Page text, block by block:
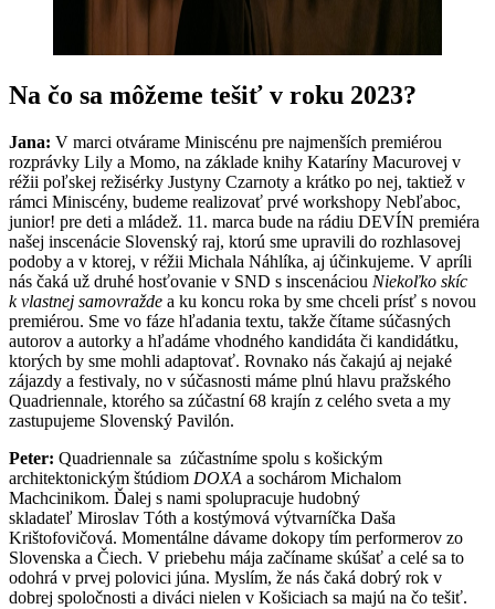
Na čo sa môžeme tešiť v roku 2023?
Jana: V marci otvárame Miniscénu pre najmenších premiérou
rozprávky Lily a Momo, na základe knihy Kataríny Macurovej v
réžii poľskej režisérky Justyny Czarnoty a krátko po nej, taktiež v
rámci Miniscény, budeme realizovať prvé workshopy Nebľaboc,
junior! pre deti a mládež. 11. marca bude na rádiu DEVÍN premiéra
našej inscenácie Slovenský raj, ktorú sme upravili do rozhlasovej
podoby a v ktorej, v réžii Michala Náhlíka, aj účinkujeme. V apríli
nás čaká už druhé hosťovanie v SND s inscenáciou Niekoľko skíc
k vlastnej samovražde a ku koncu roka by sme chceli prísť s novou
premiérou. Sme vo fáze hľadania textu, takže čítame súčasných
autorov a autorky a hľadáme vhodného kandidáta či kandidátku,
ktorých by sme mohli adaptovať. Rovnako nás čakajú aj nejaké
zájazdy a festivaly, no v súčasnosti máme plnú hlavu pražského
Quadriennale, ktorého sa zúčastní 68 krajín z celého sveta a my
zastupujeme Slovenský Pavilón.
Peter: Quadriennale sa zúčastníme spolu s košickým
architektonickým štúdiom DOXA a sochárom Michalom
Machcinikom. Ďalej s nami spolupracuje hudobný
skladateľ Miroslav Tóth a kostýmová výtvarníčka Daša
Krištofovičová. Momentálne dávame dokopy tím performerov zo
Slovenska a Čiech. V priebehu mája začíname skúšať a celé sa to
odohrá v prvej polovici júna. Myslím, že nás čaká dobrý rok v
dobrej spoločnosti a diváci nielen v Košiciach sa majú na čo tešiť.